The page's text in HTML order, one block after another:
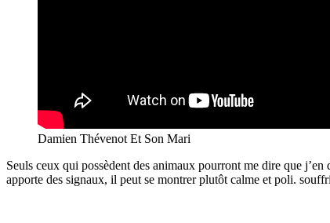
Damien Thévenot Et Son Mari
Seuls ceux qui possèdent des animaux pourront me dire que
apporte des signaux, il peut se montrer plutôt calme et poli.